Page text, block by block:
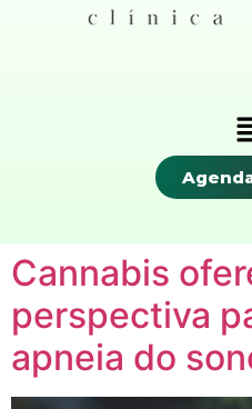
Cannabis
perspectiva
apneia do